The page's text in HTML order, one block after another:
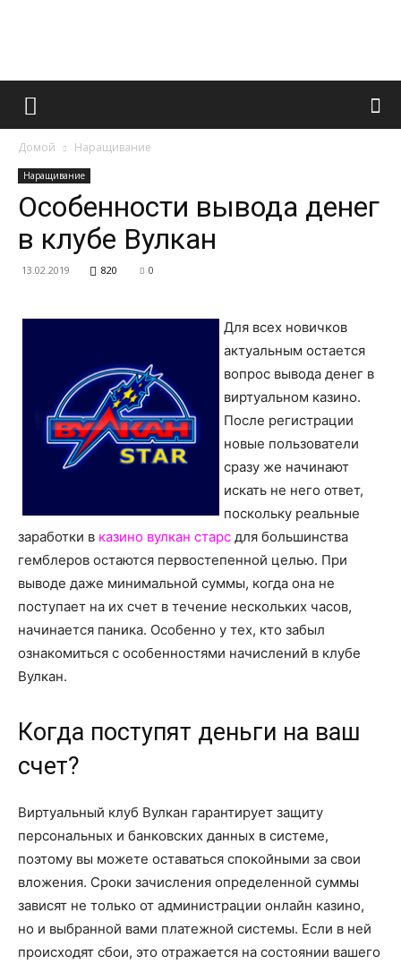
Французский
и
все
Домой Наращивание
Наращивание
Особенности вывода денег
в клубе Вулкан
13.02.2019 820 0
Для всех новичков
актуальным остается
вопрос вывода денег в
виртуальном казино.
После регистрации
новые пользователи
сразу же начинают
искать не него ответ,
поскольку реальные
заработки в казино вулкан старс для большинства
гемблеров остаются первостепенной целью. При
выводе даже минимальной суммы, когда она не
поступает на их счет в течение нескольких часов,
начинается паника. Особенно у тех, кто забыл
ознакомиться с особенностями начислений в клубе
Вулкан.
Когда поступят деньги на ваш
счет?
Виртуальный клуб Вулкан гарантирует защиту
персональных и банковских данных в системе,
поэтому вы можете оставаться спокойными за свои
вложения. Сроки зачисления определенной суммы
зависят не только от администрации онлайн казино,
но и выбранной вами платежной системы. Если в ней
происходят сбои, это отражается на состоянии вашего